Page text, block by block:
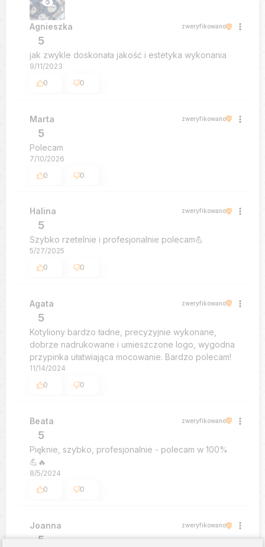
Agnieszka zweryfikowano
5
jak zwykle doskonała jakość i estetyka wykonania
9/11/2023
0
0
Marta zweryfikowano
5
Polecam
7/10/2026
0
0
Halina zweryfikowano
5
Szybko rzetelnie i profesjonalnie polecam💪
5/27/2025
0
0
Agata zweryfikowano
5
Kotyliony bardzo ładne, precyzyjnie wykonane,
dobrze nadrukowane i umieszczone logo, wygodna
przypinka ułatwiająca mocowanie. Bardzo polecam!
11/14/2024
0
0
Beata zweryfikowano
5
Pięknie, szybko, profesjonalnie - polecam w 100%
💪🔥
8/5/2024
0
0
Joanna zweryfikowano
5